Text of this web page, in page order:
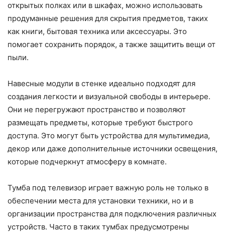
открытых полках или в шкафах, можно использовать
продуманные решения для скрытия предметов, таких
как книги, бытовая техника или аксессуары. Это
помогает сохранить порядок, а также защитить вещи от
пыли.
Навесные модули в стенке идеально подходят для
создания легкости и визуальной свободы в интерьере.
Они не перегружают пространство и позволяют
размещать предметы, которые требуют быстрого
доступа. Это могут быть устройства для мультимедиа,
декор или даже дополнительные источники освещения,
которые подчеркнут атмосферу в комнате.
Тумба под телевизор играет важную роль не только в
обеспечении места для установки техники, но и в
организации пространства для подключения различных
устройств. Часто в таких тумбах предусмотрены